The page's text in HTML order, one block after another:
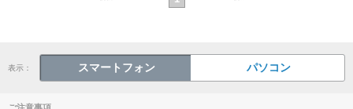
表示： スマートフォン パソコン